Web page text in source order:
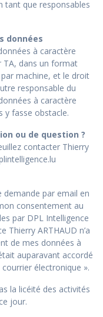
tant que responsables
données
à caractère
TA, dans un format
machine, et le droit
responsable du
à caractère
y fasse obstacle.
ou de question ?
contacter Thierry
demande par email en
consentement au
par DPL Intelligence
Thierry ARTHAUD n’a
de mes données à
auparavant accordé
électronique ».
la licéité des activités
jour.